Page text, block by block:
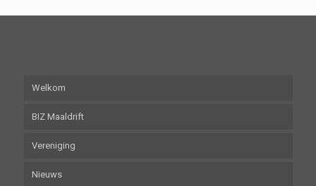
Welkom
BIZ Maaldrift
Vereniging
Nieuws